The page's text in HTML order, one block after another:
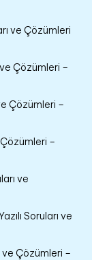
ve Çözümleri
ve Çözümleri –
Çözümleri –
Çözümleri –
ve
Soruları ve
ve Çözümleri –